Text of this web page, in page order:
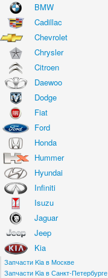
BMW
Cadillac
Chevrolet
Chrysler
Citroen
Daewoo
Dodge
Fiat
Ford
Honda
Hummer
Hyundai
Infiniti
Isuzu
Jaguar
Jeep
Kia
Запчасти Kia в Москве
Запчасти Kia в Санкт-Петербурге